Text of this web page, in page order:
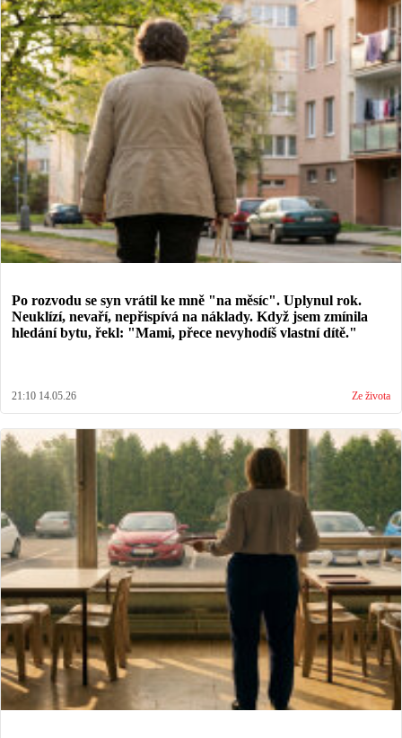
Po rozvodu se syn vrátil ke mně "na měsíc". Uplynul rok.
Neuklízí, nevaří, nepřispívá na náklady. Když jsem zmínila
hledání bytu, řekl: "Mami, přece nevyhodíš vlastní dítě."
21:10 14.05.26 Ze života